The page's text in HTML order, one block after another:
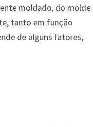
moldado, do molde
tanto em função
de alguns fatores,